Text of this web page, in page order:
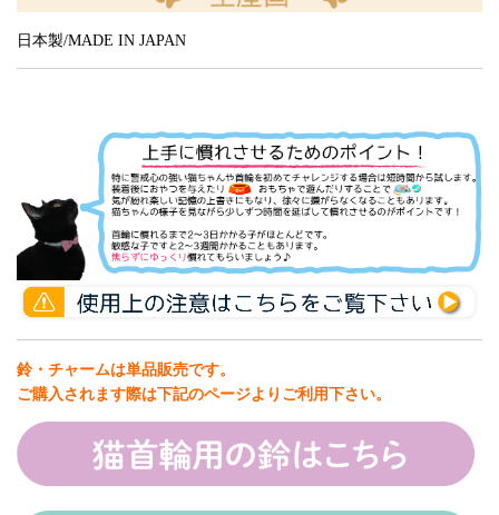
日本製/MADE IN JAPAN
鈴・チャームは単品販売です。
ご購入されます際は下記のページよりご利用下さい。